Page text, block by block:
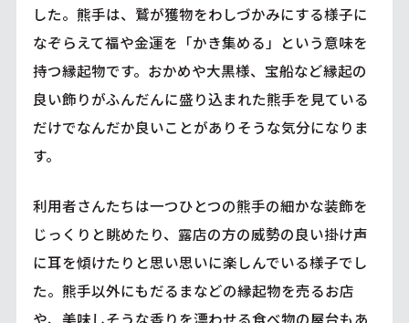
した。熊手は、鷲が獲物をわしづかみにする様子に
なぞらえて福や金運を「かき集める」という意味を
持つ縁起物です。おかめや大黒様、宝船など縁起の
良い飾りがふんだんに盛り込まれた熊手を見ている
だけでなんだか良いことがありそうな気分になりま
す。
利用者さんたちは一つひとつの熊手の細かな装飾を
じっくりと眺めたり、露店の方の威勢の良い掛け声
に耳を傾けたりと思い思いに楽しんでいる様子でし
た。熊手以外にもだるまなどの縁起物を売るお店
や、美味しそうな香りを漂わせる食べ物の屋台もあ